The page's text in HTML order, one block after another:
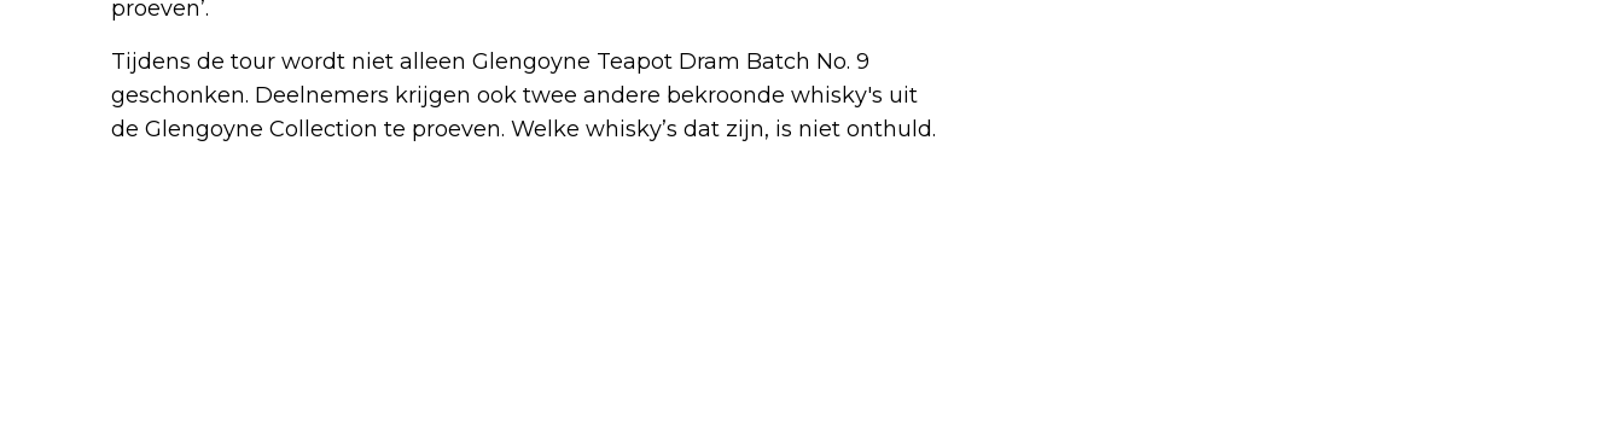
proeven’.
Tijdens de tour wordt niet alleen Glengoyne Teapot Dram Batch No. 9
geschonken. Deelnemers krijgen ook twee andere bekroonde whisky's uit
de Glengoyne Collection te proeven. Welke whisky’s dat zijn, is niet onthuld.